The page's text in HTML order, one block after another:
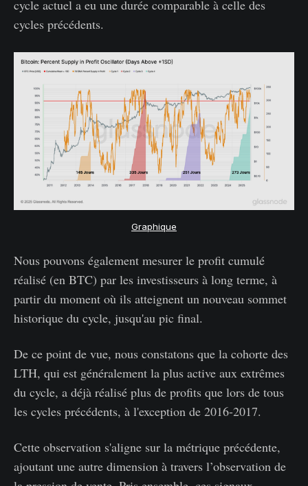
cycle actuel a eu une durée comparable à celle des
cycles précédents.
Graphique
Nous pouvons également mesurer le profit cumulé
réalisé (en BTC) par les investisseurs à long terme, à
partir du moment où ils atteignent un nouveau sommet
historique du cycle, jusqu'au pic final.
De ce point de vue, nous constatons que la cohorte des
LTH, qui est généralement la plus active aux extrêmes
du cycle, a déjà réalisé plus de profits que lors de tous
les cycles précédents, à l'exception de 2016-2017.
Cette observation s'aligne sur la métrique précédente,
ajoutant une autre dimension à travers l’observation de